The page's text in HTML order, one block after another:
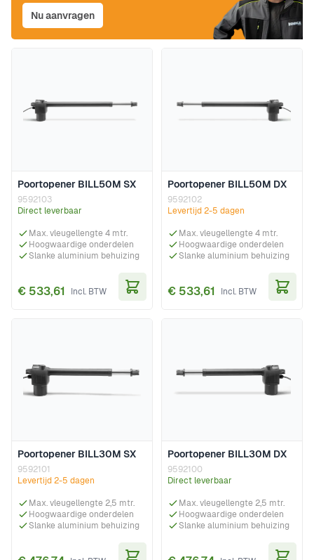
Poortopener BILL50M SX
9592103
Direct leverbaar
Max. vleugellengte 4 mtr.
Hoogwaardige onderdelen
Slanke aluminium behuizing
€ 533,61
Poortopener BILL50M DX
9592102
Levertijd 2-5 dagen
Max. vleugellengte 4 mtr.
Hoogwaardige onderdelen
Slanke aluminium behuizing
€ 533,61
Poortopener BILL30M SX
9592101
Levertijd 2-5 dagen
Max. vleugellengte 2,5 mtr.
Hoogwaardige onderdelen
Slanke aluminium behuizing
Poortopener BILL30M DX
9592100
Direct leverbaar
Max. vleugellengte 2,5 mtr.
Hoogwaardige onderdelen
Slanke aluminium behuizing
Nu aanvragen